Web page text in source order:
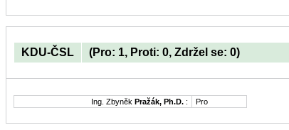
KDU-ČSL (Pro: 1, Proti: 0, Zdržel se: 0)
Ing. Zbyněk Pražák, Ph.D. : Pro